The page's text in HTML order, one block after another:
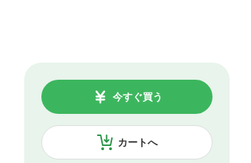
カートへ
今すぐ買う